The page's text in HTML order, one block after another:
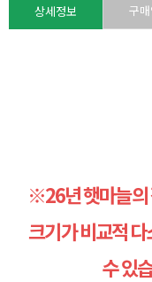
상세정보 구
※26년 햇마늘의
크기가 비교적
수 있